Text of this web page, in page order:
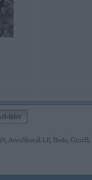
AiwaShuraLLP, Bude GirtzB